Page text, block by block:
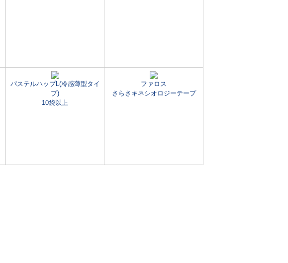
パステルハップL(冷感薄型タイ
プ)
10袋以上
ファロス
さらさキネシオロジーテープ